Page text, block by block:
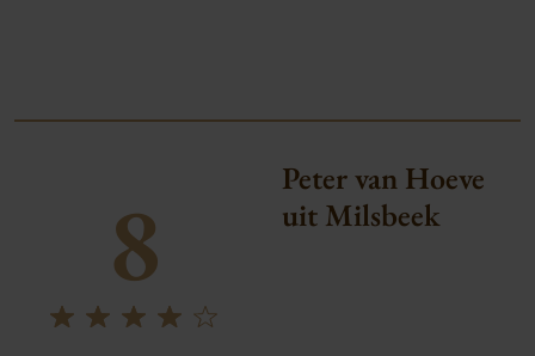
8
Peter van Hoeve
uit Milsbeek